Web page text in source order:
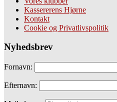
Kassererens Hjørne
Kontakt
Cookie og Privatlivspolitik
Nyhedsbrev
Fornavn:
Efternavn: